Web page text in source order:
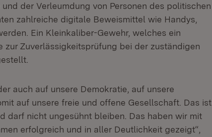
der Verleumdung von Personen des politischen
zahlreiche digitale Beweismittel wie Handys,
Ein Kleinkaliber-Gewehr, welches ein
Zuverlässigkeitsprüfung bei der zuständigen
auch auf unsere Demokratie, auf unsere
auf unsere freie und offene Gesellschaft. Das ist
darf nicht ungesühnt bleiben. Das haben wir mit
erfolgreich und in aller Deutlichkeit gezeigt“,